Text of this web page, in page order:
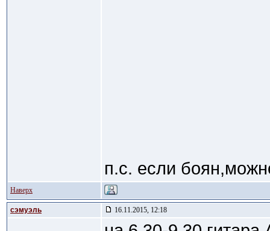
п.с. если
Наверх
сэмуэль 16.11.2015, 12:18